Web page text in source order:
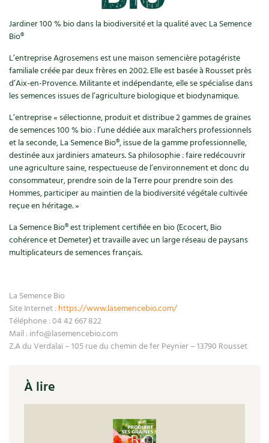
Médecine douce
Cosmétique bio, soins
Maison écologique
Enfants
DIY, autonomie
Société, engagement
Cuisine saine
Manger bio
Cures, régimes
Techniques, conservation, organisation
Agenda, calendrier
Jeux
DVD
Nos productions
Agenda, calendrier
Livres
Le magazine
Stages
Cartes cadeau
Les espaces de formation
Dormir à Terre vivante
Infos pratiques
Horaires, tarifs, restauration
Séjourner en Trièves
Nous contacter
Permaculture et syntropie
Cultiver sous serre
Jardiner en ville
Ornement et aménagement du jardin
Bricolages au jardin
Outils et ustensiles du jardin
Petit élevage
Cuisine saine
Alimentation et nutrition
Recettes par type de plat
Champs d’action – le podcast
En direct !
Débat d’experts
Nouvelles sur le jardin et l’écologie
Prenez-en de la graine !
Les chroniques de Marie
Forums
Jardin bio
Cuisine saine
Soins naturels
Société et alternatives
Les 4 saisons
Questions à la rédaction
Jardiner 100 % bio dans la biodiversité et la qualité avec La Semence
Bio®
L’entreprise Agrosemens est une maison semencière potagériste
familiale créée par deux frères en 2002. Elle est basée à Rousset près
d’Aix-en-Provence. Militante et indépendante, elle se spécialise dans
les semences issues de l’agriculture biologique et biodynamique.
L’entreprise « sélectionne, produit et distribue 2 gammes de graines
de semences 100 % bio : l’une dédiée aux maraîchers professionnels
et la seconde, La Semence Bio®, issue de la gamme professionnelle,
destinée aux jardiniers amateurs. Sa philosophie : faire redécouvrir
une agriculture saine, respectueuse de l’environnement et donc du
consommateur, prendre soin de la Terre pour prendre soin des
Hommes, participer au maintien de la biodiversité végétale cultivée
reçue en héritage. »
La Semence Bio® est triplement certifiée en bio (Ecocert, Bio
cohérence et Demeter) et travaille avec un large réseau de paysans
multiplicateurs de semences français.
La Semence Bio
Site Internet :https://www.lasemencebio.com/
Téléphone : 04 42 667 822
Mail : info@lasemencebio.com
Z.A du Verdalaï – 105 rue du chemin de fer Peynier – 13790 Rousset
À lire